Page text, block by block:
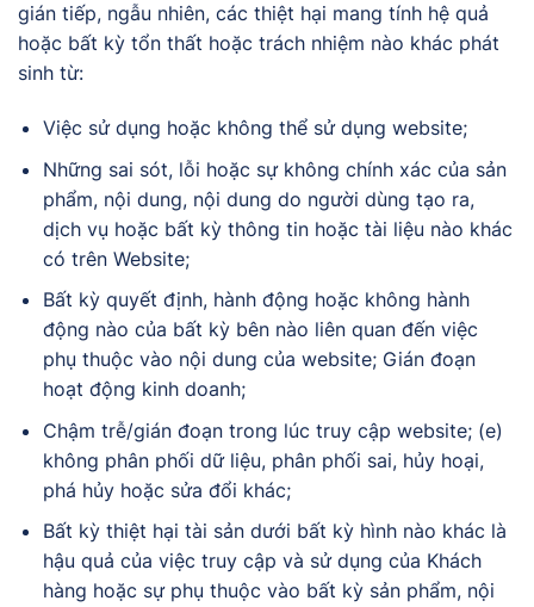
gián tiếp, ngẫu nhiên, các thiệt hại mang tính hệ quả
hoặc bất kỳ tổn thất hoặc trách nhiệm nào khác phát
sinh từ:
Việc sử dụng hoặc không thể sử dụng website;
Những sai sót, lỗi hoặc sự không chính xác của sản
phẩm, nội dung, nội dung do người dùng tạo ra,
dịch vụ hoặc bất kỳ thông tin hoặc tài liệu nào khác
có trên Website;
Bất kỳ quyết định, hành động hoặc không hành
động nào của bất kỳ bên nào liên quan đến việc
phụ thuộc vào nội dung của website; Gián đoạn
hoạt động kinh doanh;
Chậm trễ/gián đoạn trong lúc truy cập website; (e)
không phân phối dữ liệu, phân phối sai, hủy hoại,
phá hủy hoặc sửa đổi khác;
Bất kỳ thiệt hại tài sản dưới bất kỳ hình nào khác là
hậu quả của việc truy cập và sử dụng của Khách
hàng hoặc sự phụ thuộc vào bất kỳ sản phẩm, nội